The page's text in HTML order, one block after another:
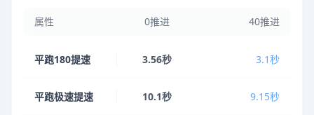
属性 0推进 40推进
平跑180提速 3.56秒 3.1秒
平跑极速提速 10.1秒 9.15秒